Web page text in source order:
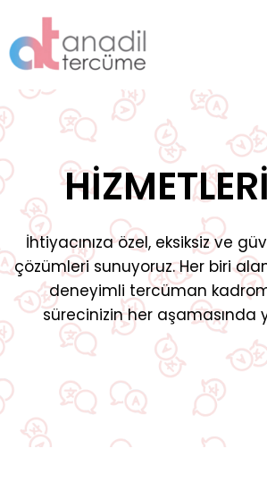
to
content
İhtiyacınıza özel, eksiksiz ve
çözümleri sunuyoruz. Her biri
deneyimli tercüman
sürecinizin her aşamasında